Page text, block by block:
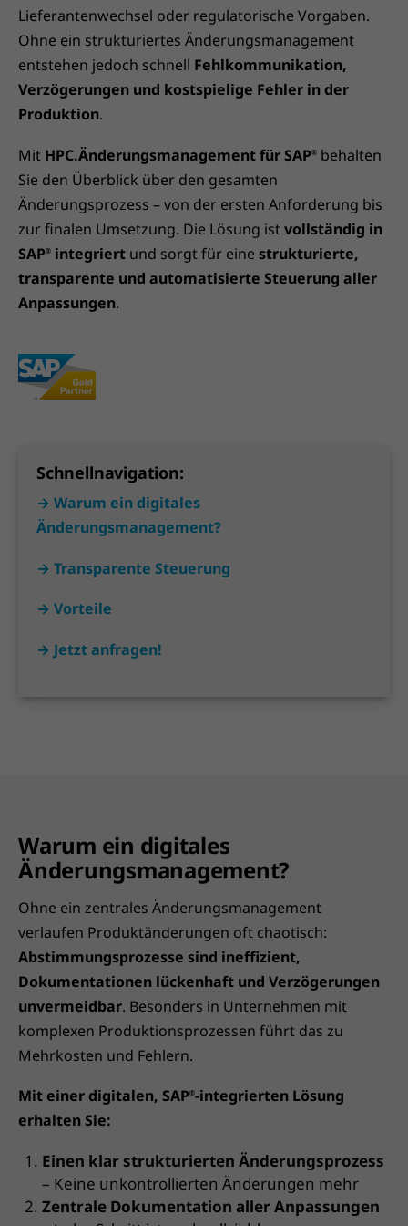
Lieferantenwechsel oder regulatorische Vorgaben.
Ohne ein strukturiertes Änderungsmanagement
entstehen jedoch schnell Fehlkommunikation,
Verzögerungen und kostspielige Fehler in der
Produktion.
Mit HPC.Änderungsmanagement für SAP® behalten
Sie den Überblick über den gesamten
Änderungsprozess – von der ersten Anforderung bis
zur finalen Umsetzung. Die Lösung istvollständig in
SAP® integriert und sorgt für eine strukturierte,
transparente und automatisierte Steuerung aller
Anpassungen.
Schnellnavigation:
→ Warum ein digitales
Änderungsmanagement?
→ Transparente Steuerung
→ Vorteile
→ Jetzt anfragen!
Warum ein digitales
Änderungsmanagement?
Ohne ein zentrales Änderungsmanagement
verlaufen Produktänderungen oft chaotisch:
Abstimmungsprozesse sind ineffizient,
Dokumentationen lückenhaft und Verzögerungen
unvermeidbar. Besonders in Unternehmen mit
komplexen Produktionsprozessen führt das zu
Mehrkosten und Fehlern.
Mit einer digitalen, SAP®-integrierten Lösung
erhalten Sie:
Einen klar strukturierten Änderungsprozess
– Keine unkontrollierten Änderungen mehr
Zentrale Dokumentation aller Anpassungen